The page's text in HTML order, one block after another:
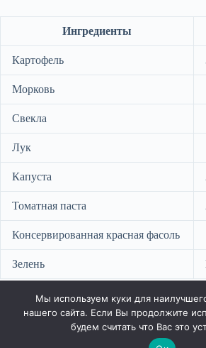
Ингредиенты
Картофель
Морковь
Свекла
Лук
Капуста
Томатная паста
Консервированная красная фасоль
Зелень
питательным обедом и делитесь им с
Мы используем куки для
нашего сайта. Если Вы продолжите
будем считать что Вас это